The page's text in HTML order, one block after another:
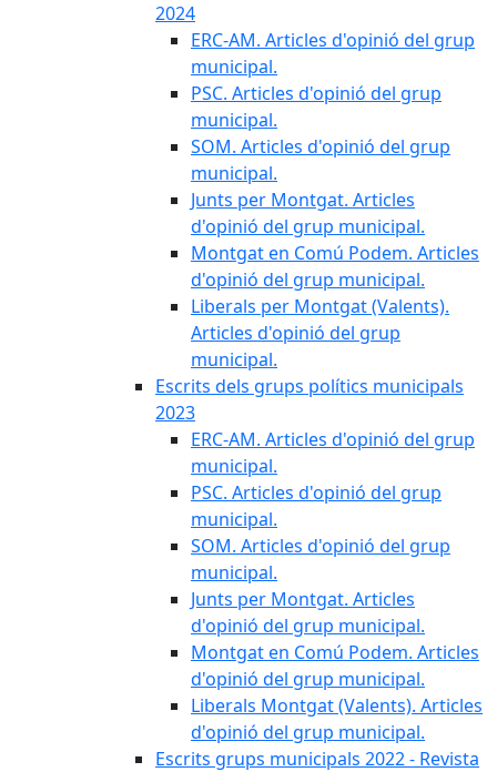
2024
ERC-AM. Articles d'opinió del grup
municipal.
PSC. Articles d'opinió del grup
municipal.
SOM. Articles d'opinió del grup
municipal.
Junts per Montgat. Articles
d'opinió del grup municipal.
Montgat en Comú Podem. Articles
d'opinió del grup municipal.
Liberals per Montgat (Valents).
Articles d'opinió del grup
municipal.
Escrits dels grups polítics municipals
2023
ERC-AM. Articles d'opinió del grup
municipal.
PSC. Articles d'opinió del grup
municipal.
SOM. Articles d'opinió del grup
municipal.
Junts per Montgat. Articles
d'opinió del grup municipal.
Montgat en Comú Podem. Articles
d'opinió del grup municipal.
Liberals Montgat (Valents). Articles
d'opinió del grup municipal.
Escrits grups municipals 2022 - Revista